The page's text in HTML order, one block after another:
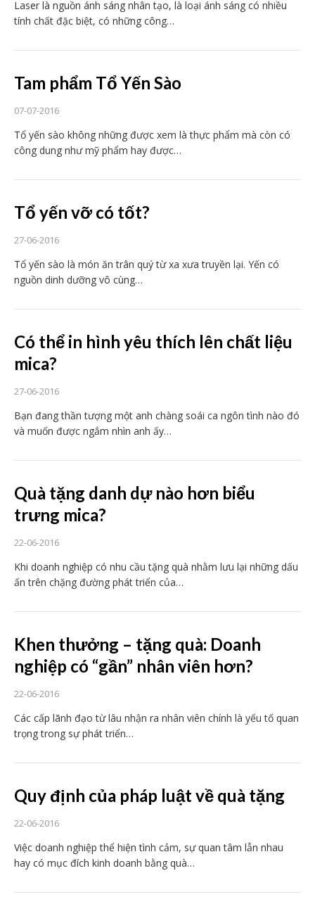
Laser là nguồn ánh sáng nhân tạo, là loại ánh sáng có nhiều
tính chất đặc biệt, có những công…
Tam phẩm Tổ Yến Sào
07-07-2016
Tổ yến sào không những được xem là thực phẩm mà còn có
công dung như mỹ phẩm hay được…
Tổ yến vỡ có tốt?
27-06-2016
Tổ yến sào là món ăn trân quý từ xa xưa truyền lại. Yến có
nguồn dinh dưỡng vô cùng…
Có thể in hình yêu thích lên chất liệu
mica?
27-06-2016
Bạn đang thần tượng một anh chàng soái ca ngôn tình nào đó
và muốn được ngắm nhìn anh ấy…
Quà tặng danh dự nào hơn biểu
trưng mica?
22-06-2016
Khi doanh nghiệp có nhu cầu tặng quà nhằm lưu lại những dấu
ấn trên chặng đường phát triển của…
Khen thưởng – tặng quà: Doanh
nghiệp có “gần” nhân viên hơn?
22-06-2016
Các cấp lãnh đạo từ lâu nhận ra nhân viên chính là yếu tố quan
trọng trong sự phát triển…
Quy định của pháp luật về quà tặng
22-06-2016
Việc doanh nghiệp thể hiện tình cảm, sự quan tâm lẫn nhau
hay có mục đích kinh doanh bằng quà…